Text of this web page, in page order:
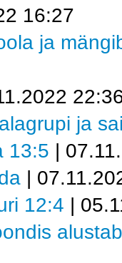
16:27
ja
ja
13:5 |
|
12:4 |